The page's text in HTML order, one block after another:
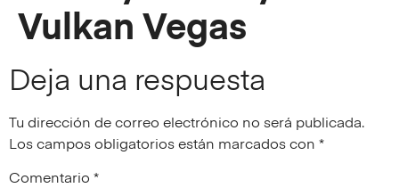
Vulkan Vegas
Deja una respuesta
Tu dirección de correo electrónico no será publicada.
Los campos obligatorios están marcados con *
Comentario *